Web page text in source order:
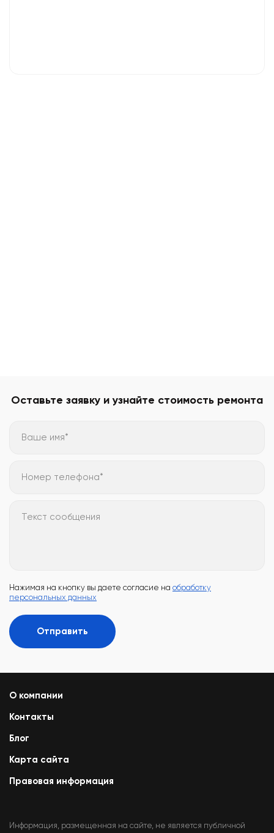
Оставьте заявку и узнайте стоимость ремонта
Ваше имя*
Номер телефона*
Текст сообщения
Нажимая на кнопку вы даете согласие на обработку
персональных данных
Отправить
О компании
Контакты
Блог
Карта сайта
Правовая информация
Информация, размещенная на сайте, не является публичной